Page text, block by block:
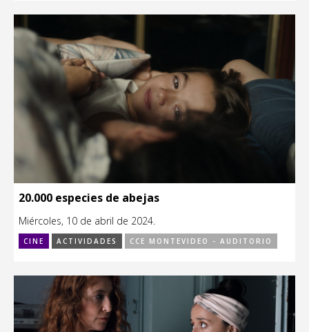
20.000 especies de abejas
Miércoles, 10 de abril de 2024.
CINE ACTIVIDADES CCE MONTEVIDEO - AUDITORIO